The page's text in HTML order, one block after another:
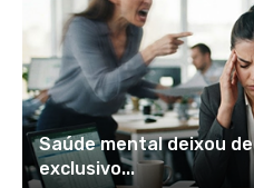
Saúde mental deixou
exclusivo...